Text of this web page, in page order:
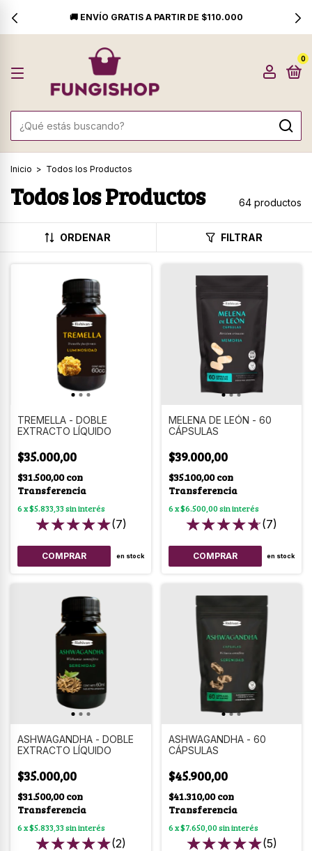
⚡ PEDÍ ANTES DE LAS 11 AM Y RECIBILO HOY!
0
Inicio > Todos los Productos
Todos los Productos 64 productos
ORDENAR FILTRAR
TREMELLA - DOBLE
EXTRACTO LÍQUIDO
$35.000,00
$31.500,00con
Transferencia
6x$5.833,33sin interés
(7)
en stock
MELENA DE LEÓN - 60
CÁPSULAS
$39.000,00
$35.100,00con
Transferencia
6x$6.500,00sin interés
(7)
en stock
ASHWAGANDHA - DOBLE
EXTRACTO LÍQUIDO
$35.000,00
$31.500,00con
Transferencia
6x$5.833,33sin interés
(2)
ASHWAGANDHA - 60
CÁPSULAS
$45.900,00
$41.310,00con
Transferencia
6x$7.650,00sin interés
(5)